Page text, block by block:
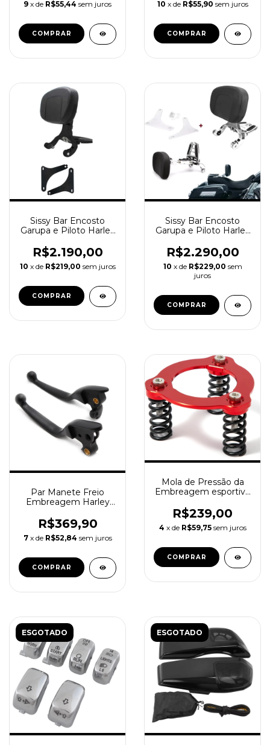
9 x de R$55,44 sem juros 10 x de R$55,90 sem juros
Sissy Bar Encosto
Garupa e Piloto Harley
R$2.190,00
10 x de R$219,00 sem juros
Sissy Bar Encosto
Garupa e Piloto Harley
R$2.290,00
10 x de R$229,00 sem
juros
Par Manete Freio
Embreagem Harley
13 Blk
R$369,90
7 x de R$52,84 sem juros
Mola de Pressão da
Embreagem esportiva
R$239,00
4 x de R$59,75 sem juros
ESGOTADO ESGOTADO